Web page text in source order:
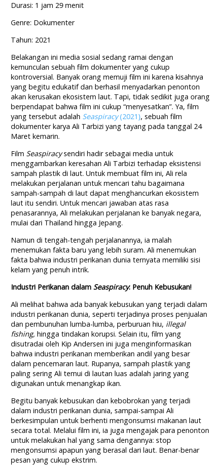
Durasi: 1 jam 29 menit
Genre: Dokumenter
Tahun: 2021
Belakangan ini media sosial sedang ramai dengan
kemunculan sebuah film dokumenter yang cukup
kontroversial. Banyak orang memuji film ini karena kisahnya
yang begitu edukatif dan berhasil menyadarkan penonton
akan kerusakan ekosistem laut. Tapi, tidak sedikit juga orang
berpendapat bahwa film ini cukup “menyesatkan”. Ya, film
yang tersebut adalah Seaspiracy(2021), sebuah film
dokumenter karya Ali Tarbizi yang tayang pada tanggal 24
Maret kemarin.
Film Seaspiracysendiri hadir sebagai media untuk
menggambarkan keresahan Ali Tarbizi terhadap eksistensi
sampah plastik di laut. Untuk membuat film ini, Ali rela
melakukan perjalanan untuk mencari tahu bagaimana
sampah-sampah di laut dapat menghancurkan ekosistem
laut itu sendiri. Untuk mencari jawaban atas rasa
penasarannya, Ali melakukan perjalanan ke banyak negara,
mulai dari Thailand hingga Jepang.
Namun di tengah-tengah perjalanannya, ia malah
menemukan fakta baru yang lebih suram. Ali menemukan
fakta bahwa industri perikanan dunia ternyata memiliki sisi
kelam yang penuh intrik.
Industri Perikanan dalam Seaspiracy: Penuh Kebusukan!
Ali melihat bahwa ada banyak kebusukan yang terjadi dalam
industri perikanan dunia, seperti terjadinya proses penjualan
dan pembunuhan lumba-lumba, perburuan hiu, illegal
fishing, hingga tindakan korupsi. Selain itu, film yang
disutradai oleh Kip Andersen ini juga menginformasikan
bahwa industri perikanan memberikan andil yang besar
dalam pencemaran laut. Rupanya, sampah plastik yang
paling sering Ali temui di lautan luas adalah jaring yang
digunakan untuk menangkap ikan.
Begitu banyak kebusukan dan kebobrokan yang terjadi
dalam industri perikanan dunia, sampai-sampai Ali
berkesimpulan untuk berhenti mengonsumsi makanan laut
secara total. Melalui film ini, ia juga mengajak para penonton
untuk melakukan hal yang sama dengannya: stop
mengonsumsi apapun yang berasal dari laut. Benar-benar
pesan yang cukup ekstrim.